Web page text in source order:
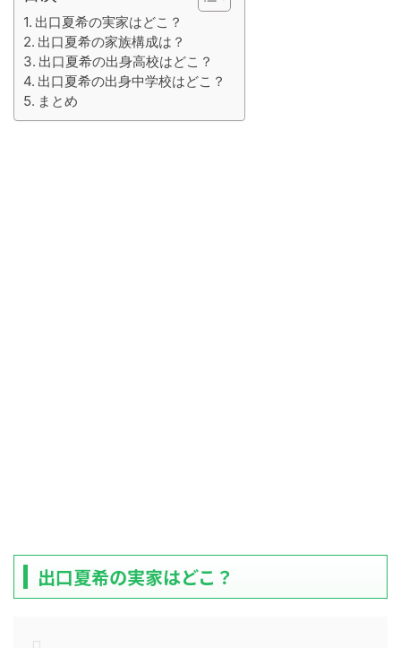
出口夏希の実家はどこ？
出口夏希の家族構成は？
出口夏希の出身高校はどこ？
出口夏希の出身中学校はどこ？
まとめ
出口夏希の実家はどこ？